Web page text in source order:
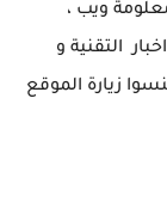
ويب ،
التقنية و
زيارة الموقع